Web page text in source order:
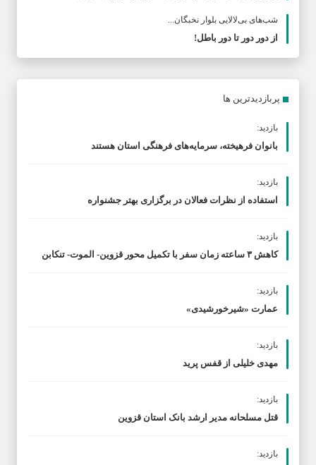
شب‌های بی‌لالایی بلوار نخبگان...
از دور دور تا دور باطل!
پربازدیدترین ها
بازدید:
بانوان فرهیخته، سرمایه‌های فرهنگی استان هستند
بازدید:
استفاده از نظرات فعالان در برگزاری بهتر جشنواره
بازدید:
کاهش ۳ ساعته زمان سفر با تکمیل محور قزوین- الموت- تنکابن
بازدید:
عمارت «شیرخورشیدی»
بازدید:
مهدی خلیلی از قفس پرید
بازدید:
قتل مسلحانه مدیر ارشد بانک استان قزوین
بازدید: